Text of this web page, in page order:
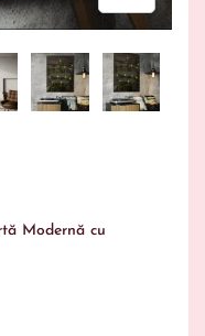
Modernă cu